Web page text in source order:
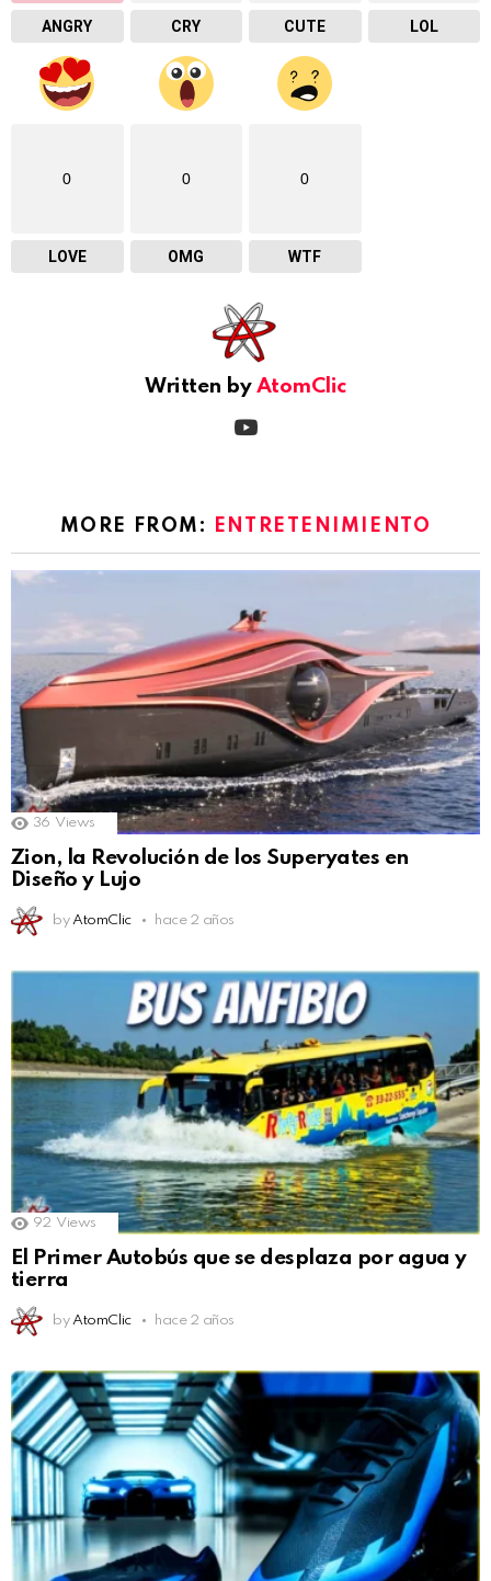
ANGRY CRY CUTE LOL
0
LOVE
0
OMG
0
WTF
Written by AtomClic
MORE FROM: ENTRETENIMIENTO
36 Views
Zion, la Revolución de los Superyates en
Diseño y Lujo
by AtomClic hace 2 años
92 Views
El Primer Autobús que se desplaza por agua y
tierra
by AtomClic hace 2 años